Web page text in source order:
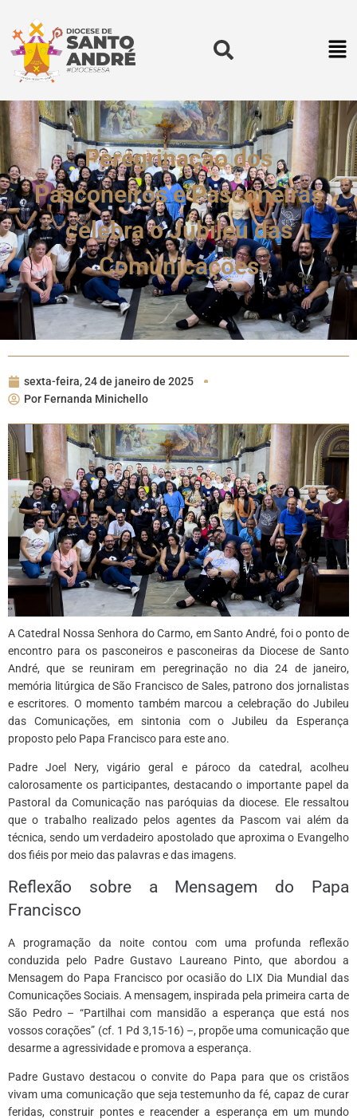
Peregrinação dos
Pasconeiros e Pasconeiras
celebra o Jubileu das
Comunicações
sexta-feira, 24 de janeiro de 2025
Por Fernanda Minichello
A Catedral Nossa Senhora do Carmo, em Santo André, foi o ponto de
encontro para os pasconeiros e pasconeiras da Diocese de Santo
André, que se reuniram em peregrinação no dia 24 de janeiro,
memória litúrgica de São Francisco de Sales, patrono dos jornalistas
e escritores. O momento também marcou a celebração do Jubileu
das Comunicações, em sintonia com o Jubileu da Esperança
proposto pelo Papa Francisco para este ano.
Padre Joel Nery, vigário geral e pároco da catedral, acolheu
calorosamente os participantes, destacando o importante papel da
Pastoral da Comunicação nas paróquias da diocese. Ele ressaltou
que o trabalho realizado pelos agentes da Pascom vai além da
técnica, sendo um verdadeiro apostolado que aproxima o Evangelho
dos fiéis por meio das palavras e das imagens.
Reflexão sobre a Mensagem do Papa
Francisco
A programação da noite contou com uma profunda reflexão
conduzida pelo Padre Gustavo Laureano Pinto, que abordou a
Mensagem do Papa Francisco por ocasião do LIX Dia Mundial das
Comunicações Sociais. A mensagem, inspirada pela primeira carta de
São Pedro – “Partilhai com mansidão a esperança que está nos
vossos corações” (cf. 1 Pd 3,15-16) –, propõe uma comunicação que
desarme a agressividade e promova a esperança.
Padre Gustavo destacou o convite do Papa para que os cristãos
vivam uma comunicação que seja testemunho da fé, capaz de curar
feridas, construir pontes e reacender a esperança em um mundo